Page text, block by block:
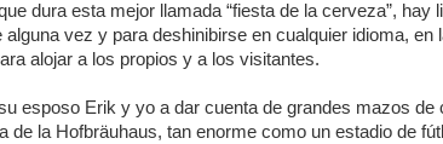
dura esta mejor llamada “fiesta de la cerveza”, hay
alguna vez y para deshinibirse en cualquier idioma, en
alojar a los propios y a los visitantes.
esposo Erik y yo a dar cuenta de grandes mazos de
de la Hofbräuhaus, tan enorme como un estadio de